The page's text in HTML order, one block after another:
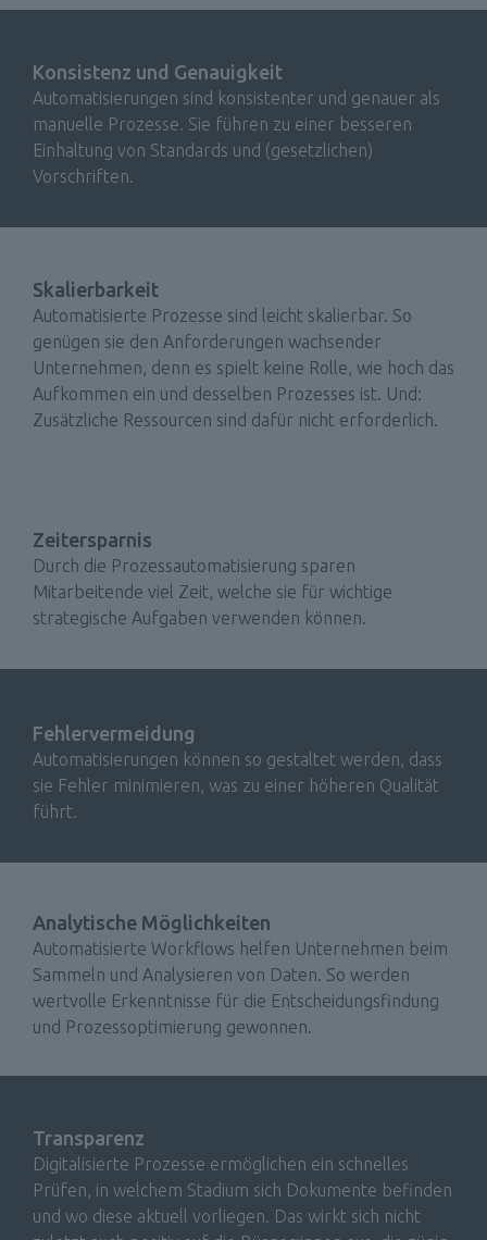
Konsistenz und Genauigkeit
Automatisierungen sind konsistenter und genauer als
manuelle Prozesse. Sie führen zu einer besseren
Einhaltung von Standards und (gesetzlichen)
Vorschriften.
Skalierbarkeit
Automatisierte Prozesse sind leicht skalierbar. So
genügen sie den Anforderungen wachsender
Unternehmen, denn es spielt keine Rolle, wie hoch das
Aufkommen ein und desselben Prozesses ist. Und:
Zusätzliche Ressourcen sind dafür nicht erforderlich.
Zeitersparnis
Durch die Prozessautomatisierung sparen
Mitarbeitende viel Zeit, welche sie für wichtige
strategische Aufgaben verwenden können.
Fehlervermeidung
Automatisierungen können so gestaltet werden, dass
sie Fehler minimieren, was zu einer höheren Qualität
führt.
Analytische Möglichkeiten
Automatisierte Workflows helfen Unternehmen beim
Sammeln und Analysieren von Daten. So werden
wertvolle Erkenntnisse für die Entscheidungsfindung
und Prozessoptimierung gewonnen.
Transparenz
Digitalisierte Prozesse ermöglichen ein schnelles
Prüfen, in welchem Stadium sich Dokumente befinden
und wo diese aktuell vorliegen. Das wirkt sich nicht